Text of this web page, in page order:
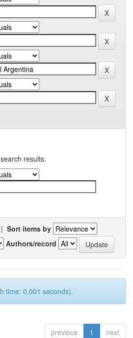
results.
| Sort items by
Authors/record
time: 0.001 seconds).
previous 1 next